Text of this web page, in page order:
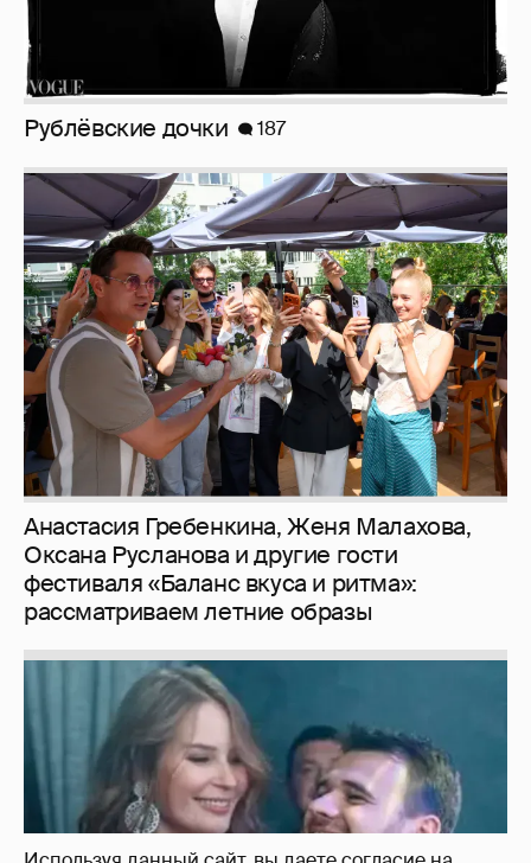
Анастасия Гребенкина, Женя Малахова,
Оксана Русланова и другие гости
фестиваля «Баланс вкуса и ритма»:
рассматриваем летние образы
Неужели правда?